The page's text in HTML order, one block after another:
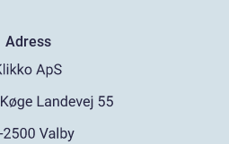
Adress